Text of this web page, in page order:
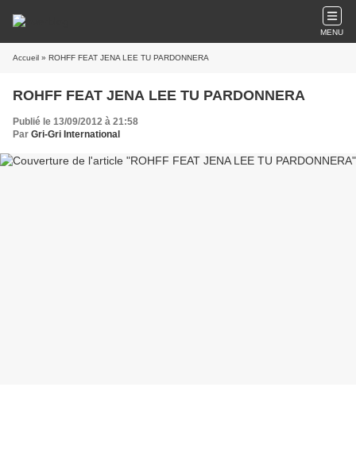
MENU
Accueil » ROHFF FEAT JENA LEE TU PARDONNERA
ROHFF FEAT JENA LEE TU PARDONNERA
Publié le 13/09/2012 à 21:58
Par Gri-Gri International